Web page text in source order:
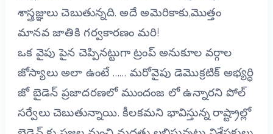
శాస్త్రజ్ఞులు చెబుతున్నది.అదే అమెరికాకు,మొత్తం
మానవ జాతికి గర్వకారణం మరి!
ఒక వైపు పైన చెప్పినట్టుగా ట్రంప్ అనుకూల వర్గాల
జోస్యాలు అలా ఉంటే …… మరోవైపు డెమొక్రటిక్ అభ్యర్థి
జో బైడెన్ ప్రజాదరణలో ముందంజ లో ఉన్నారని పోల్
సర్వేలు చెబుతున్నాయి. కీలకమని భావిస్తున్న రాష్ట్రాల్లో